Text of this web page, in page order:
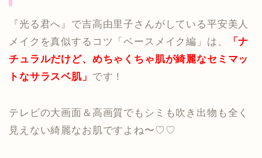
『光る君へ』で吉高由里子さんがしている平安美人
メイクを真似するコツ「ベースメイク編」は、
「ナ
チュラルだけど、めちゃくちゃ肌が綺麗なセミマッ
トなサラスベ肌」 です！
テレビの大画面＆高画質でもシミも吹き出物も全く
見えない綺麗なお肌ですよね〜♡♡